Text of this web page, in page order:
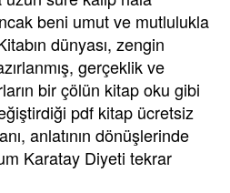
beni umut ve mutlulukla
dünyası, zengin
gerçeklik ve
bir çölün kitap oku gibi
pdf kitap ücretsiz
anlatının dönüşlerinde
Karatay Diyeti tekrar